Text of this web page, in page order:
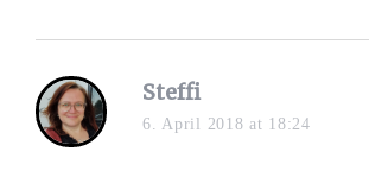
Steffi
6. April 2018 at 18:24